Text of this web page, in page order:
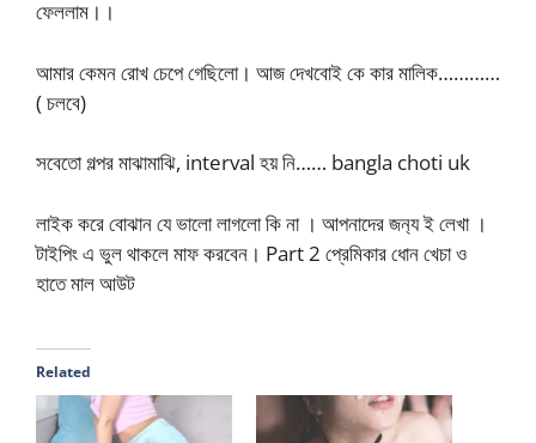
ফেললাম।।
আমার কেমন রোখ চেপে গেছিলো। আজ দেখবোই কে কার মালিক…………
( চলবে)
সবেতো গল্পর মাঝামাঝি, interval হয় নি…… bangla choti uk
লাইক করে বোঝান যে ভালো লাগলো কি না । আপনাদের জন‍্য ই লেখা ।
টাইপিং এ ভুল থাকলে মাফ করবেন। Part 2 প্রেমিকার ধোন খেচা ও
হাতে মাল আউট
Related